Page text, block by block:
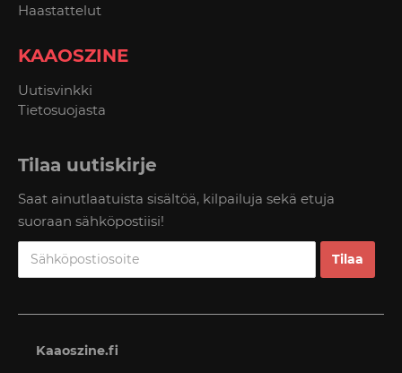
Haastattelut
KAAOSZINE
Uutisvinkki
Tietosuojasta
Tilaa uutiskirje
Saat ainutlaatuista sisältöä, kilpailuja sekä etuja
suoraan sähköpostiisi!
Kaaoszine.fi